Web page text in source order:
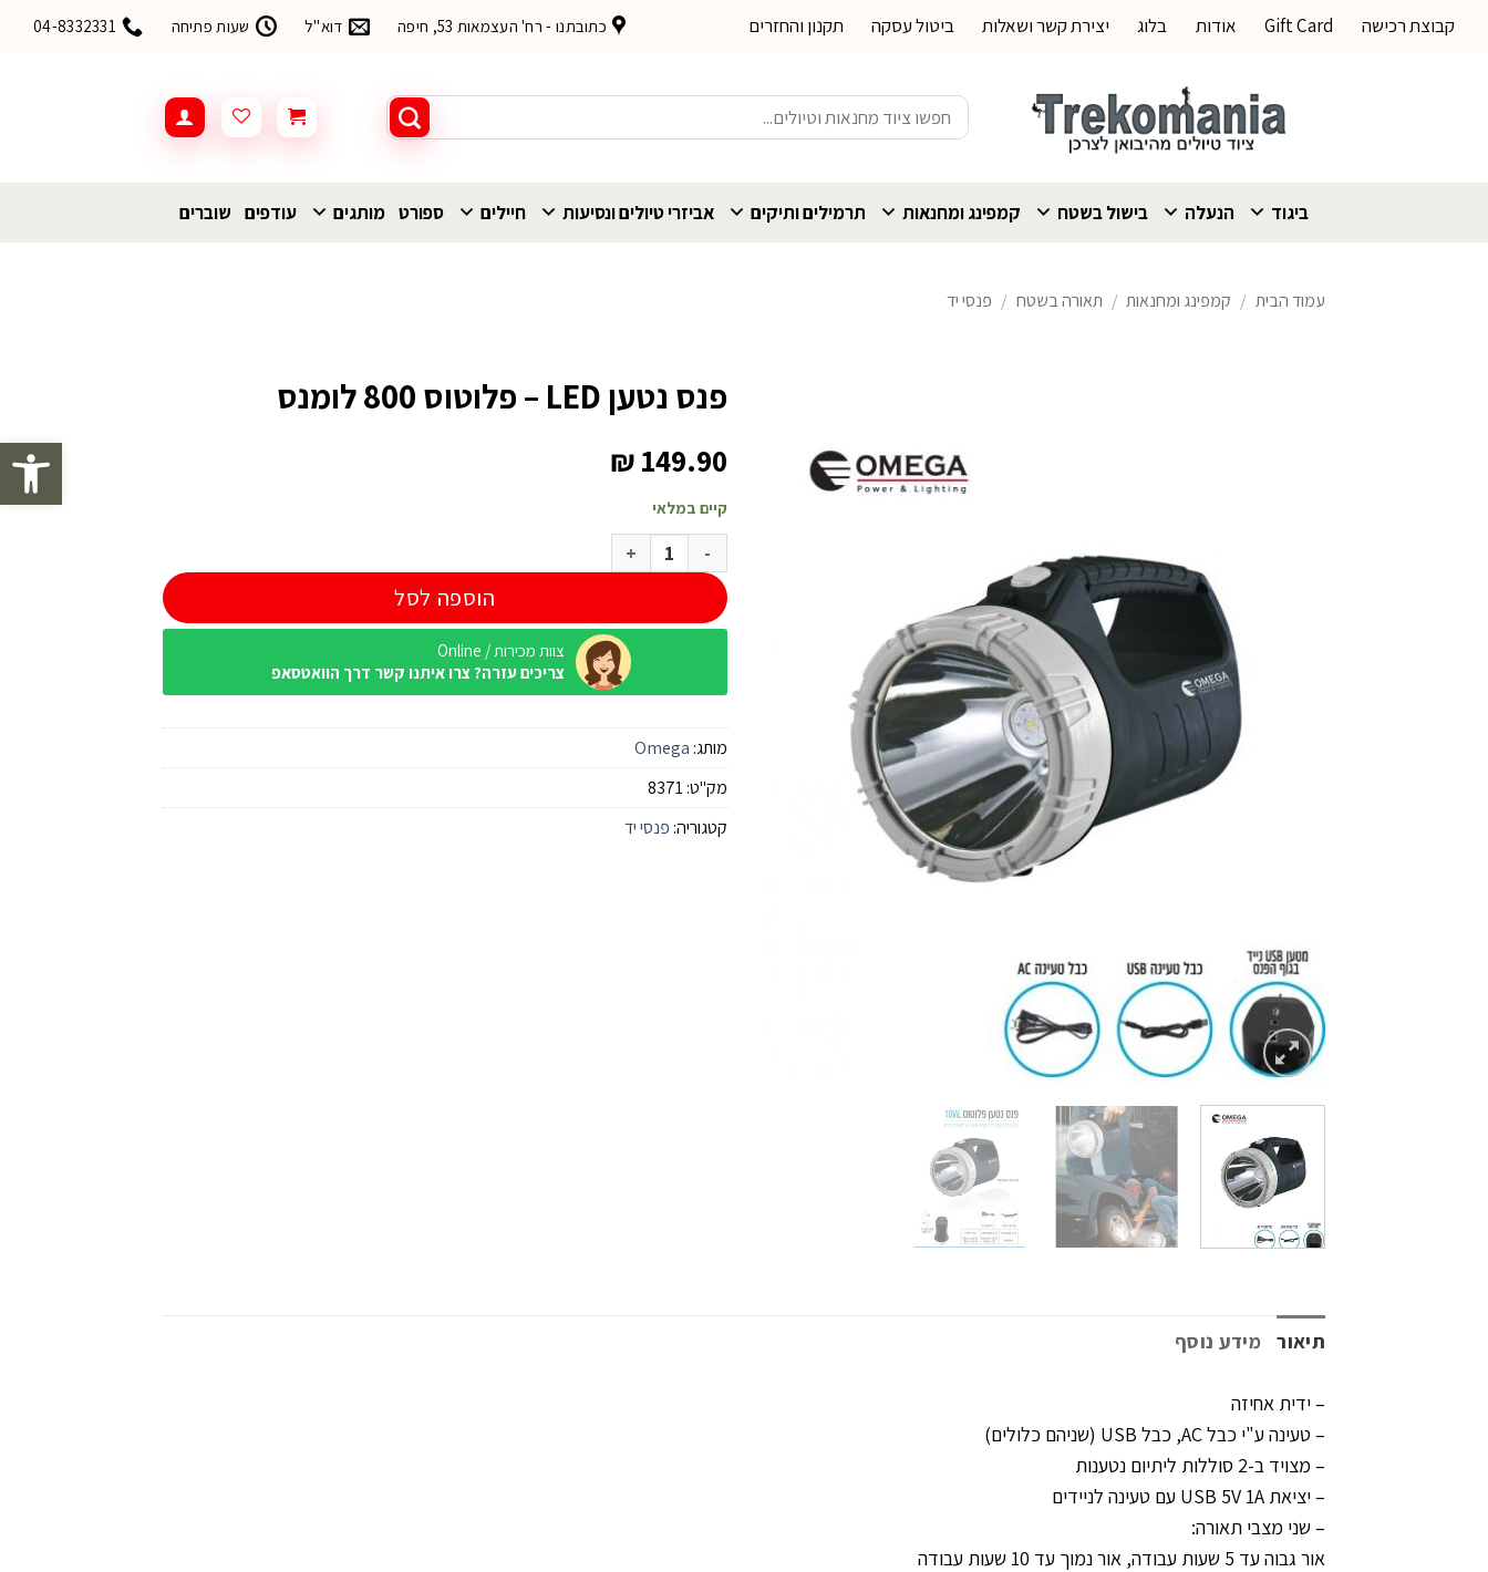
פתח
קבוצת רכישה Gift Card אודות בלוג יצירת קשר ושאלות ביטול עסקה תקנון והחזרים כתובתנו - רח' העצמאות 53, חיפה דוא"ל שעות פתיחה 04-8332331
חיפוש
עבור:
ביגוד הנעלה בישול בשטח קמפינג ומחנאות תרמילים ותיקים אביזרי טיולים ונסיעות חיילים ספורט מותגים עודפים שוברים
עמוד הבית / קמפינג ומחנאות / תאורה בשטח / פנסי יד
פנס נטען LED – פלוטוס 800 לומנס
₪149.90
קיים במלאי
כמות של פנס נטען LED - פלוטוס 800 לומנס
הוספה לסל
צוות מכירות / Online
צריכים עזרה? צרו איתנו קשר דרך הוואטסאפ
מותג: Omega
מק"ט:8371
קטגוריה: פנסי יד
תיאור מידע נוסף
– ידית אחיזה
– טעינה ע"י כבל AC, כבל USB (שניהם כלולים)
– מצויד ב-2 סוללות ליתיום נטענות
– יציאת USB 5V 1A עם טעינה לניידים
– שני מצבי תאורה:
אור גבוה עד 5 שעות עבודה, אור נמוך עד 10 שעות עבודה